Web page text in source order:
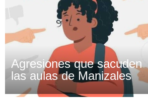
Agresiones que sacuden
las aulas de Manizales